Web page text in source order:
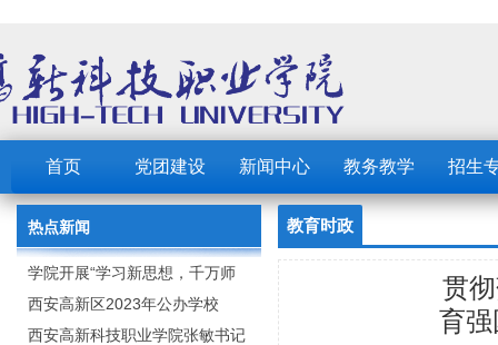
首页 党团建设 新闻中心 教务教学 招生
热点新闻
学院开展“学习新思想，千万师
生同上一堂课”活动
西安高新区2023年公办学校
（园） 公开招聘教职工公告
西安高新科技职业学院张敏书记
教育时政
贯
育